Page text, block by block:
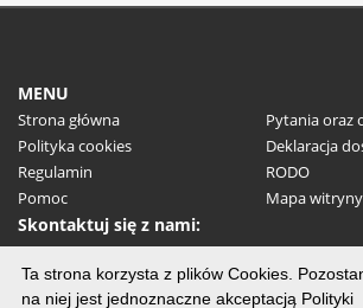
MENU
Strona główna
Polityka cookies
Regulamin
Pomoc
Pytania oraz
Deklaracja
RODO
Mapa witryny
Skontaktuj się z nami:
(+48) 32 31 71 100
E-mail:um@myslowice.pl
Ta strona korzysta z plików Cookies.
na niej jest jednoznaczne akceptacją Polityki